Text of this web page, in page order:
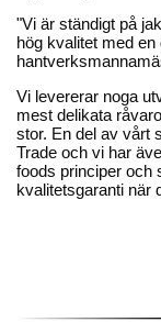
"Vi är ständigt på
hög kvalitet med
Vi levererar noga
mest delikata
stor. En del av vårt
Trade och vi har
foods principer och
kvalitetsgaranti när